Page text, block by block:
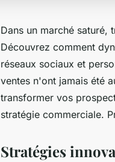
Dans un marché saturé,
Découvrez comment
réseaux sociaux et
ventes n'ont jamais été
transformer vos
stratégie commerciale.
Stratégies